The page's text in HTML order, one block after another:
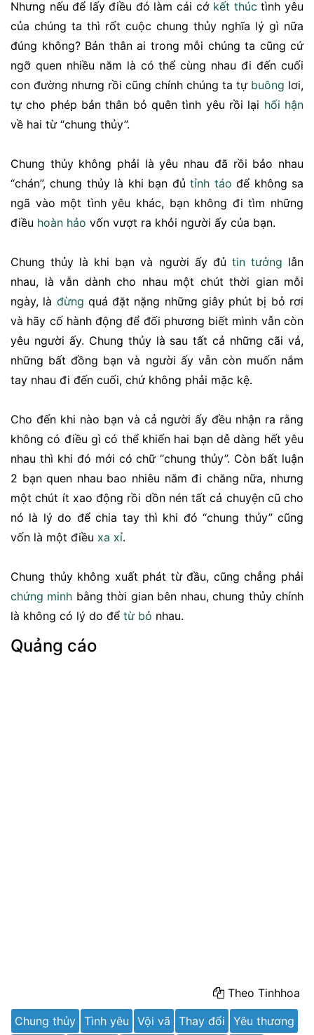
Nhưng nếu để lấy điều đó làm cái cớ kết thúc tình yêu
của chúng ta thì rốt cuộc chung thủy nghĩa lý gì nữa
đúng không? Bản thân ai trong mỗi chúng ta cũng cứ
ngỡ quen nhiều năm là có thể cùng nhau đi đến cuối
con đường nhưng rồi cũng chính chúng ta tự buông lơi,
tự cho phép bản thân bỏ quên tình yêu rồi lại hối hận
về hai từ “chung thủy”.
Chung thủy không phải là yêu nhau đã rồi bảo nhau
“chán”, chung thủy là khi bạn đủtỉnh táo để không sa
ngã vào một tình yêu khác, bạn không đi tìm những
điều hoàn hảo vốn vượt ra khỏi người ấy của bạn.
Chung thủy là khi bạn và người ấy đủ tin tưởng lẫn
nhau, là vẫn dành cho nhau một chút thời gian mỗi
ngày, là đừng quá đặt nặng những giây phút bị bỏ rơi
và hãy cố hành động để đối phương biết mình vẫn còn
yêu người ấy. Chung thủy là sau tất cả những cãi vả,
những bất đồng bạn và người ấy vẫn còn muốn nắm
tay nhau đi đến cuối, chứ không phải mặc kệ.
Cho đến khi nào bạn và cả người ấy đều nhận ra rằng
không có điều gì có thể khiến hai bạn dễ dàng hết yêu
nhau thì khi đó mới có chữ “chung thủy”. Còn bất luận
2 bạn quen nhau bao nhiêu năm đi chăng nữa, nhưng
một chút ít xao động rồi dồn nén tất cả chuyện cũ cho
nó là lý do để chia tay thì khi đó “chung thủy” cũng
vốn là một điều xa xỉ.
Chung thủy không xuất phát từ đầu, cũng chẳng phải
chứng minh bằng thời gian bên nhau, chung thủy chính
là không có lý do để từ bỏ nhau.
Quảng cáo
Theo Tinhhoa
Chung thủy Tình yêu Vội vã Thay đổi
Yêu thương